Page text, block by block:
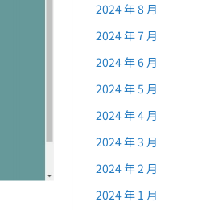
2024 年 8 月
2024 年 7 月
2024 年 6 月
2024 年 5 月
2024 年 4 月
2024 年 3 月
2024 年 2 月
2024 年 1 月